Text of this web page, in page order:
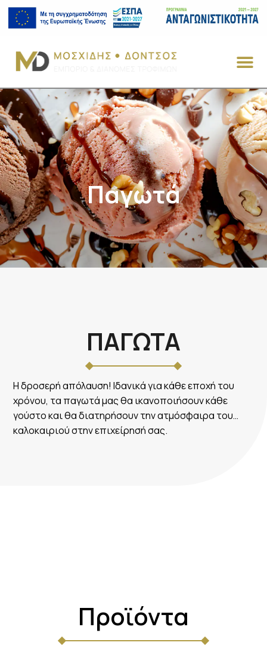
Παγωτά
ΠΑΓΩΤΑ
Η δροσερή απόλαυση! Ιδανικά για κάθε εποχή του
χρόνου, τα παγωτά μας θα ικανοποιήσουν κάθε
γούστο και θα διατηρήσουν την ατμόσφαιρα του…
καλοκαιριού στην επιχείρησή σας.
Προϊόντα